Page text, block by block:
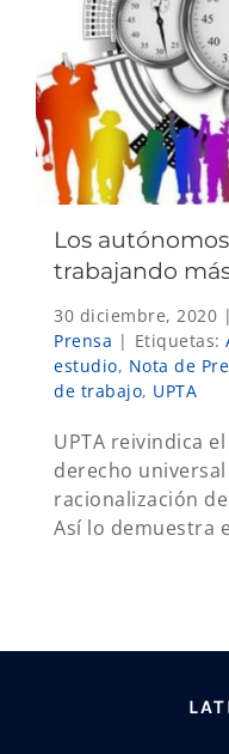
Los
trabajando
30 diciembre, 2020 |
Prensa | Etiquetas:
estudio, Nota de
de trabajo, UPTA
UPTA reivindica
derecho
racionalización
Así lo demuestra